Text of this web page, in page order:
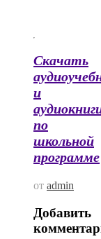
Скачать
и
по
школьной
программе
от admin
Добавить